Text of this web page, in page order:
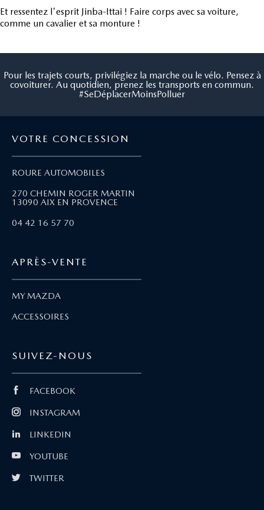
Et ressentez l'esprit Jinba-Ittai ! Faire corps avec sa voiture,
comme un cavalier et sa monture !
Pour les trajets courts, privilégiez la marche ou le vélo. Pensez à
covoiturer. Au quotidien, prenez les transports en commun.
#SeDéplacerMoinsPolluer
VOTRE CONCESSION
ROURE AUTOMOBILES
270 CHEMIN ROGER MARTIN
13090 AIX EN PROVENCE
04 42 16 57 70
APRÈS-VENTE
MY MAZDA
ACCESSOIRES
SUIVEZ-NOUS
FACEBOOK
INSTAGRAM
LINKEDIN
YOUTUBE
TWITTER